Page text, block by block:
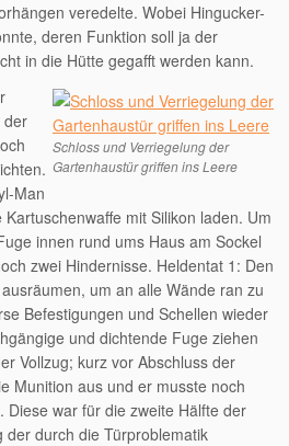
veredelte. Wobei Hingucker-
deren Funktion soll ja der
in die Hütte gegafft werden kann.
Schloss und Verriegelung der
Gartenhaustür griffen ins Leere
der
Man
mit Silikon laden. Um
innen rund ums Haus am Sockel
zwei Hindernisse. Heldentat 1: Den
um an alle Wände ran zu
Befestigungen und Schellen wieder
und dichtende Fuge ziehen
Vollzug; kurz vor Abschluss der
Munition aus und er musste noch
Diese war für die zweite Hälfte der
der durch die Türproblematik